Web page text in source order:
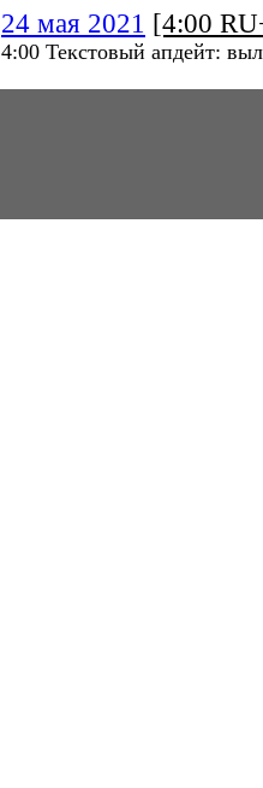
24 мая 2021 [4:00
4:00 Текстовый апдейт: